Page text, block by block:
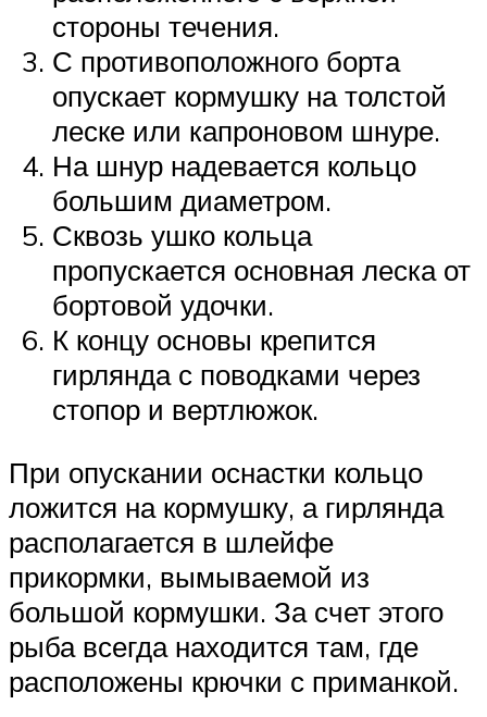
стороны течения.
С противоположного борта
опускает кормушку на толстой
леске или капроновом шнуре.
На шнур надевается кольцо
большим диаметром.
Сквозь ушко кольца
пропускается основная леска от
бортовой удочки.
К концу основы крепится
гирлянда с поводками через
стопор и вертлюжок.
При опускании оснастки кольцо
ложится на кормушку, а гирлянда
располагается в шлейфе
прикормки, вымываемой из
большой кормушки. За счет этого
рыба всегда находится там, где
расположены крючки с приманкой.